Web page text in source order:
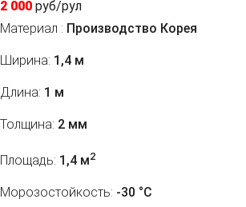
2 000 руб/рул
Материал : Производство Корея
Ширина: 1,4 м
Длина: 1 м
Толщина: 2 мм
Площадь: 1,4 м2
Морозостойкость: -30 °С